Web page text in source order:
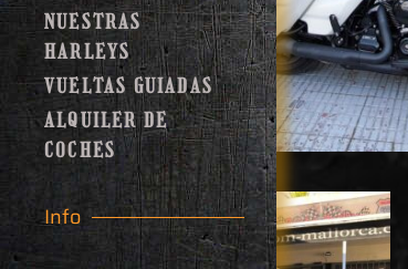
NUESTRAS
HARLEYS
VUELTAS GUIADAS
ALQUILER DE
COCHES
Info